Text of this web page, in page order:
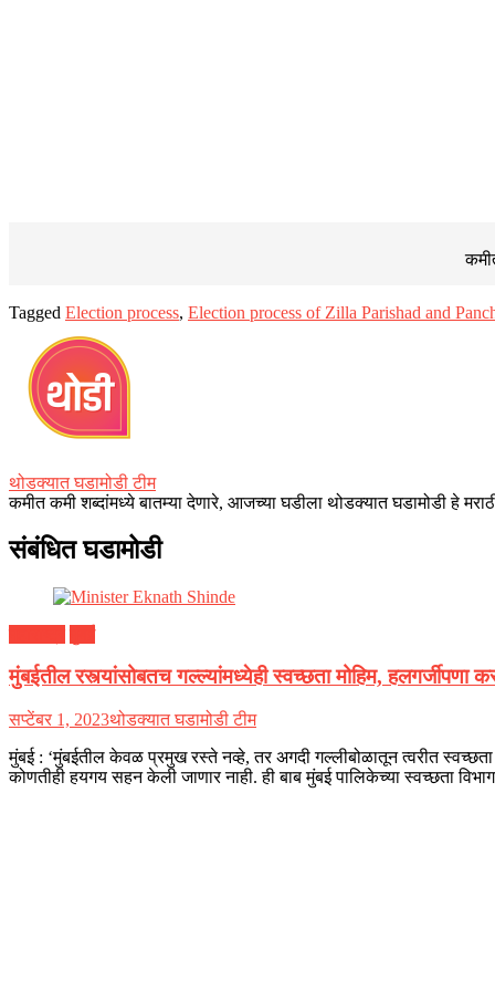
Tagged Election process, Election process of Zilla Parishad and
थोडक्यात घडामोडी टीम
कमीत कमी शब्दांमध्ये बातम्या देणारे, आजच्या घडीला थोडक्यात घडामोडी हे
संबंधित घडामोडी
मुंबईतील रस्त्यांसोबतच गल्ल्यांमध्येही स्वच्छता मोहिम, हलगर्जीपणा
सप्टेंबर 1, 2023थोडक्यात घडामोडी टीम
मुंबई : ‘मुंबईतील केवळ प्रमुख रस्ते नव्हे, तर अगदी गल्लीबोळातून त्वरीत
कोणतीही हयगय सहन केली जाणार नाही. ही बाब मुंबई पालिकेच्या स्वच्छता